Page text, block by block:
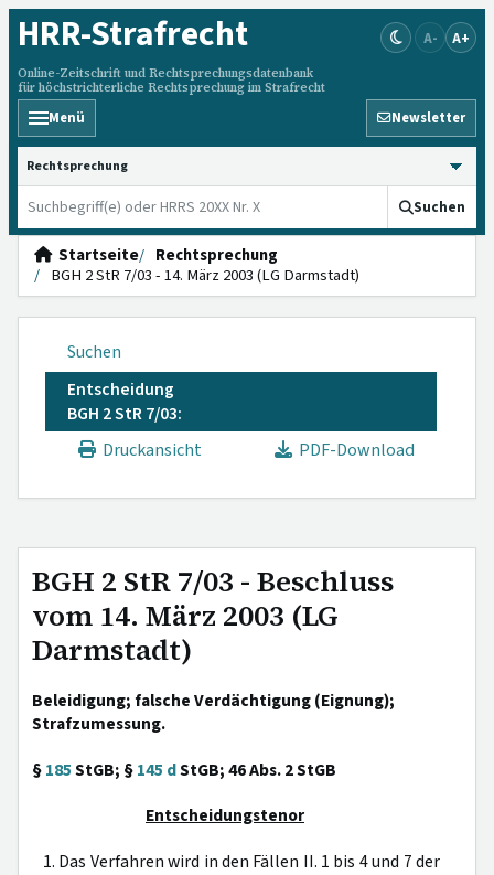
HRR-Strafrecht
Online-Zeitschrift und Rechtsprechungsdatenbank
für höchstrichterliche Rechtsprechung im Strafrecht
A- A+
Menü Newsletter
HRRS durchsuchen
Suchen
Startseite
Rechtsprechung
BGH 2 StR 7/03 - 14. März 2003 (LG Darmstadt)
Suchen
Entscheidung
BGH 2 StR 7/03:
Druckansicht
PDF-Download
BGH 2 StR 7/03 - Beschluss
vom 14. März 2003 (LG
Darmstadt)
Beleidigung; falsche Verdächtigung (Eignung);
Strafzumessung.
§185StGB; §145 dStGB; 46 Abs. 2 StGB
Entscheidungstenor
1. Das Verfahren wird in den Fällen II. 1 bis 4 und 7 der